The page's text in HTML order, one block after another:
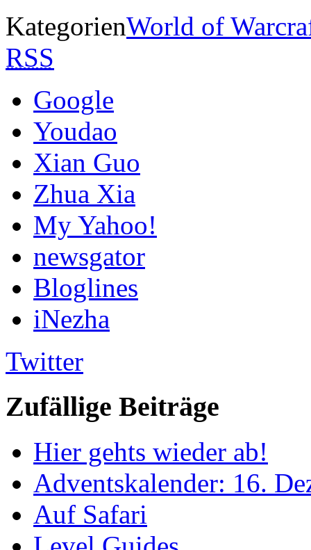
KategorienWorld of
RSS
Google
Youdao
Xian Guo
Zhua Xia
My Yahoo!
newsgator
Bloglines
iNezha
Twitter
Zufällige Beiträge
Hier gehts wieder ab!
Adventskalender: 16.
Auf Safari